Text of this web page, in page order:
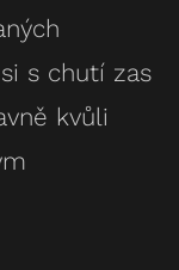
s chutí zas
kvůli